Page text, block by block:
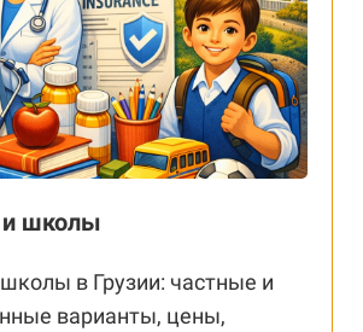
школы
в Грузии: частные и
варианты, цены,